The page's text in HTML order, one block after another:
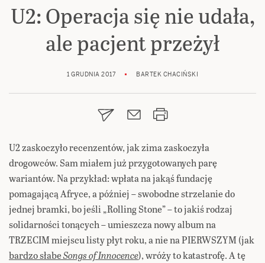
U2: Operacja się nie udała,
ale pacjent przeżył
1 GRUDNIA 2017 BARTEK CHACIŃSKI
U2 zaskoczyło recenzentów, jak zima zaskoczyła
drogowców. Sam miałem już przygotowanych parę
wariantów. Na przykład: wpłata na jakąś fundację
pomagającą Afryce, a później – swobodne strzelanie do
jednej bramki, bo jeśli „Rolling Stone” – to jakiś rodzaj
solidarności tonących – umieszcza nowy album na
TRZECIM miejscu listy płyt roku, a nie na PIERWSZYM (jak
bardzo słabeSongs of Innocence), wróży to katastrofę. A tę